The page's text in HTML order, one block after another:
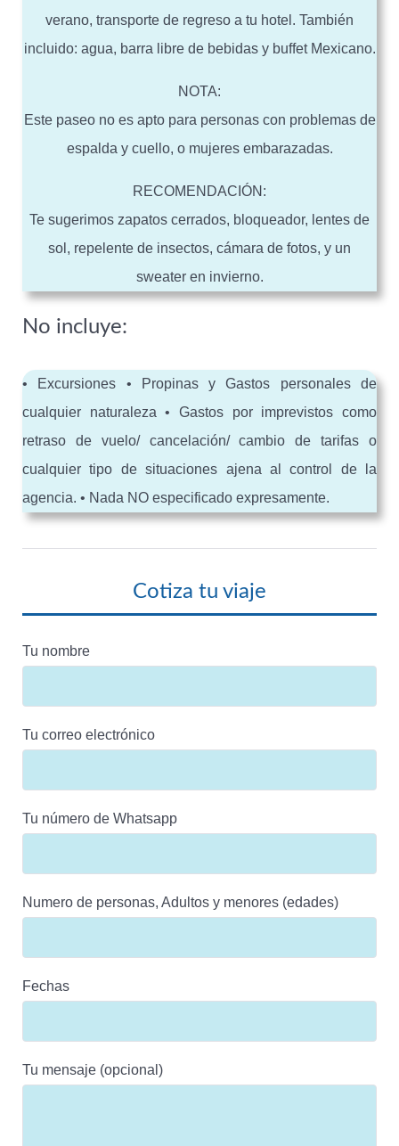
verano, transporte de regreso a tu hotel. También
incluido: agua, barra libre de bebidas y buffet Mexicano.
NOTA:
Este paseo no es apto para personas con problemas de
espalda y cuello, o mujeres embarazadas.
RECOMENDACIÓN:
Te sugerimos zapatos cerrados, bloqueador, lentes de
sol, repelente de insectos, cámara de fotos, y un
sweater en invierno.
No incluye:
• Excursiones • Propinas y Gastos personales de
cualquier naturaleza • Gastos por imprevistos como
retraso de vuelo/ cancelación/ cambio de tarifas o
cualquier tipo de situaciones ajena al control de la
agencia. • Nada NO especificado expresamente.
Cotiza tu viaje
Tu nombre
Tu correo electrónico
Tu número de Whatsapp
Numero de personas, Adultos y menores (edades)
Fechas
Tu mensaje (opcional)